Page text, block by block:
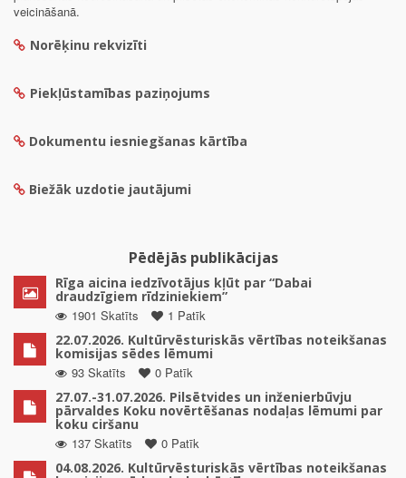
veicināšanā.
Norēķinu rekvizīti
Piekļūstamības paziņojums
Dokumentu iesniegšanas kārtība
Biežāk uzdotie jautājumi
Pēdējās publikācijas
Rīga aicina iedzīvotājus kļūt par “Dabai
draudzīgiem rīdziniekiem”
1901 Skatīts
1 Patīk
22.07.2026. Kultūrvēsturiskās vērtības noteikšanas
komisijas sēdes lēmumi
93 Skatīts
0 Patīk
27.07.-31.07.2026. Pilsētvides un inženierbūvju
pārvaldes Koku novērtēšanas nodaļas lēmumi par
koku ciršanu
137 Skatīts
0 Patīk
04.08.2026. Kultūrvēsturiskās vērtības noteikšanas